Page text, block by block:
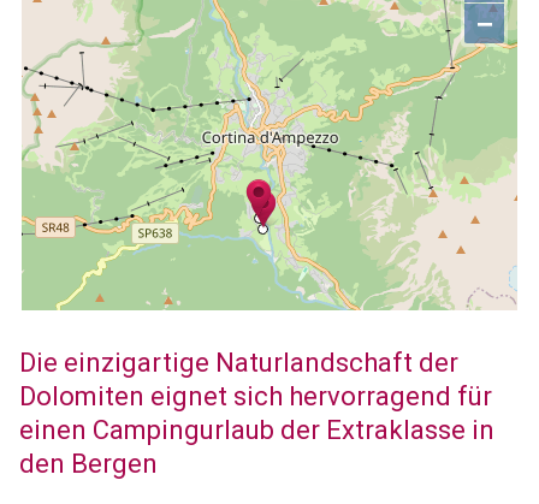
−
Die einzigartige Naturlandschaft der
Dolomiten eignet sich hervorragend für
einen Campingurlaub der Extraklasse in
den Bergen